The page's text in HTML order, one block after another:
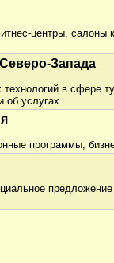
центры, салоны
Запада
в сфере
об услугах.
программы,